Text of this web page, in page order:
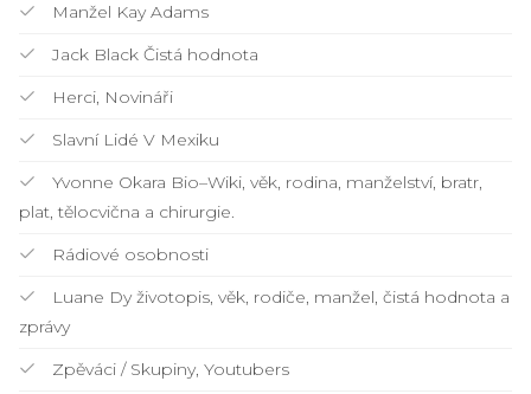
Manžel Kay Adams
Jack Black Čistá hodnota
Herci, Novináři
Slavní Lidé V Mexiku
Yvonne Okara Bio–Wiki, věk, rodina, manželství, bratr,
plat, tělocvična a chirurgie.
Rádiové osobnosti
Luane Dy životopis, věk, rodiče, manžel, čistá hodnota a
zprávy
Zpěváci / Skupiny, Youtubers